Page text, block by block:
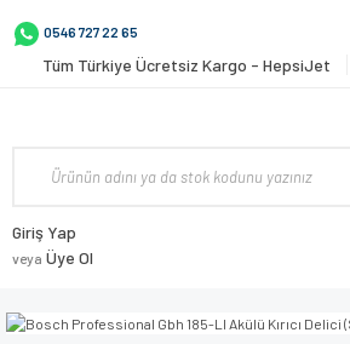
0546 727 22 65
Tüm Türkiye Ücretsiz Kargo - HepsiJet
Giriş Yap
veya Üye Ol